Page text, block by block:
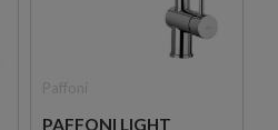
PAFFONI LIGHT